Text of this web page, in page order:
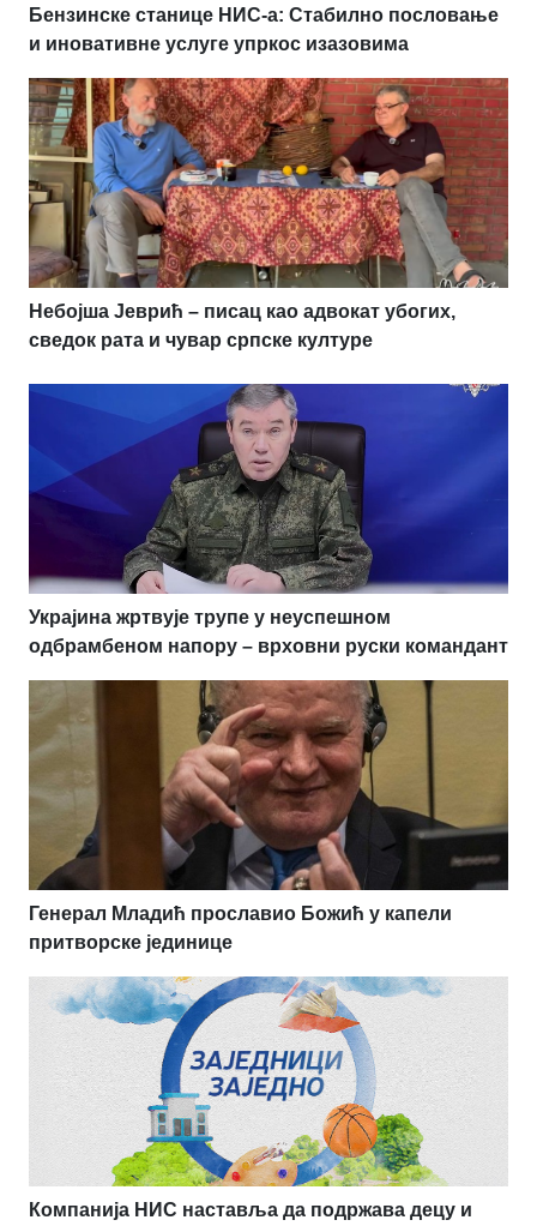
Бензинске станице НИС-а: Стабилно пословање
и иновативне услуге упркос изазовима
Небојша Јеврић – писац као адвокат убогих,
сведок рата и чувар српске културе
Украјина жртвује трупе у неуспешном
одбрамбеном напору – врховни руски командант
Генерал Младић прославио Божић у капели
притворске јединице
Компанија НИС наставља да подржава децу и